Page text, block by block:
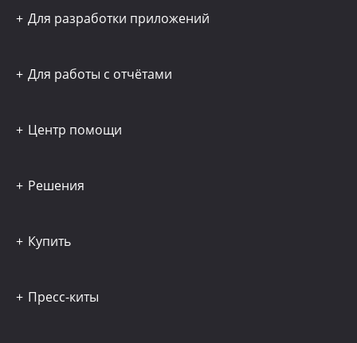
Для разработки приложений
Для работы с отчётами
Центр помощи
Решения
Купить
Пресс-киты